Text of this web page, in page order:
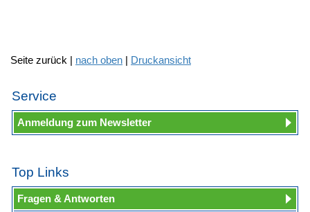
Seite zurück | nach oben | Druckansicht
Service
Anmeldung zum Newsletter
Top Links
Fragen & Antworten